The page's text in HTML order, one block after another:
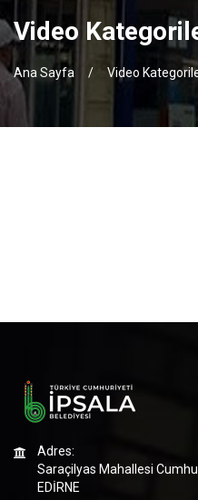
Video
Ana Sayfa Video
Adres:
Saraçilyas Mahallesi
EDİRNE